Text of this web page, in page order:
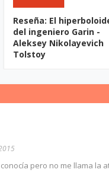
Reseña: El
del ingeniero Garin -
Aleksey Nikolayevich
Tolstoy
pero no me llama la